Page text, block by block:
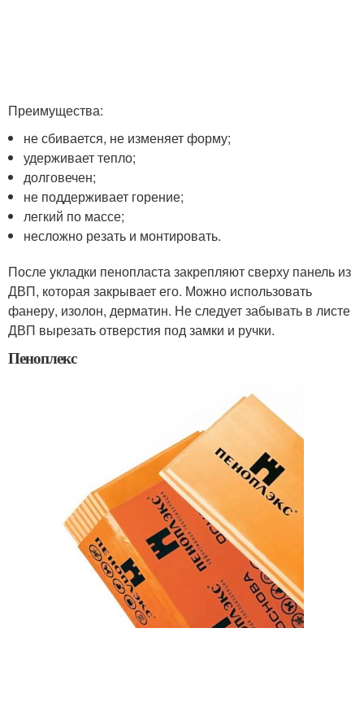
Преимущества:
не сбивается, не изменяет форму;
удерживает тепло;
долговечен;
не поддерживает горение;
легкий по массе;
несложно резать и монтировать.
После укладки пенопласта закрепляют сверху панель из
ДВП, которая закрывает его. Можно использовать
фанеру, изолон, дерматин. Не следует забывать в листе
ДВП вырезать отверстия под замки и ручки.
Пеноплекс